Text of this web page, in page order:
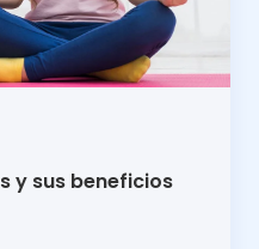
y sus beneficios